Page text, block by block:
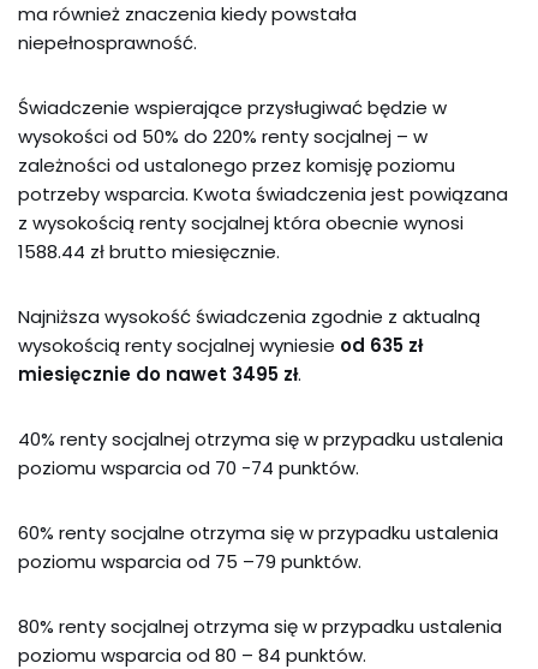
ma również znaczenia kiedy powstała
niepełnosprawność.
Świadczenie wspierające przysługiwać będzie w
wysokości od 50% do 220% renty socjalnej – w
zależności od ustalonego przez komisję poziomu
potrzeby wsparcia. Kwota świadczenia jest powiązana
z wysokością renty socjalnej która obecnie wynosi
1588.44 zł brutto miesięcznie.
Najniższa wysokość świadczenia zgodnie z aktualną
wysokością renty socjalnej wyniesie od 635 zł
miesięcznie do nawet 3495 zł.
40% renty socjalnej otrzyma się w przypadku ustalenia
poziomu wsparcia od 70 -74 punktów.
60% renty socjalne otrzyma się w przypadku ustalenia
poziomu wsparcia od 75 –79 punktów.
80% renty socjalnej otrzyma się w przypadku ustalenia
poziomu wsparcia od 80 – 84 punktów.